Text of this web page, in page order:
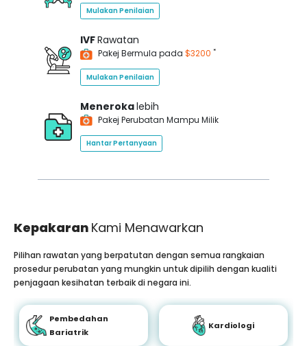
Mulakan Penilaian
IVFRawatan
Pakej Bermula pada $3200 *
Mulakan Penilaian
Menerokalebih
Pakej Perubatan Mampu Milik
Hantar Pertanyaan
Kepakaran Kami Menawarkan
Pilihan rawatan yang berpatutan dengan semua rangkaian
prosedur perubatan yang mungkin untuk dipilih dengan kualiti
penjagaan kesihatan terbaik di negara ini.
Pembedahan
Bariatrik
Kardiologi